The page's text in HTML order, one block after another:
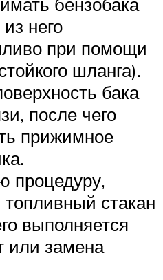
него
при помощи
шланга).
бака
после чего
прижимное
процедуру,
стакан
выполняется
или замена